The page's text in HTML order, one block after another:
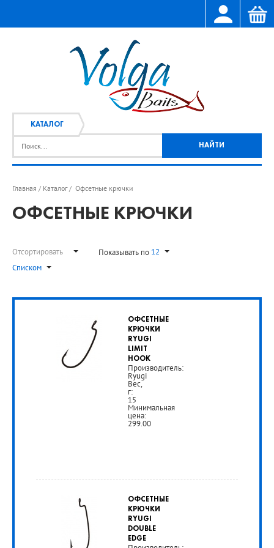
КАТАЛОГ
Главная / Каталог / Офсетные крючки
ОФСЕТНЫЕ КРЮЧКИ
Отсортировать Показывать по 12
Списком
ОФСЕТНЫЕ
КРЮЧКИ
RYUGI
LIMIT
HOOK
Производитель:
Ryugi
Вес,
г:
15
Минимальная
цена:
299.00
380
руб.
РУБ
ОФСЕТНЫЕ
КРЮЧКИ
RYUGI
DOUBLE
EDGE